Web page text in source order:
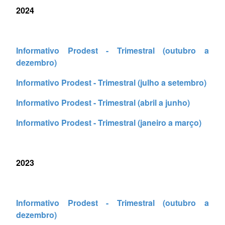
2024
Informativo Prodest - Trimestral (outubro a
dezembro)
Informativo Prodest - Trimestral (julho a setembro)
Informativo Prodest - Trimestral (abril a junho)
Informativo Prodest - Trimestral (janeiro a março)
2023
Informativo Prodest - Trimestral (outubro a
dezembro)